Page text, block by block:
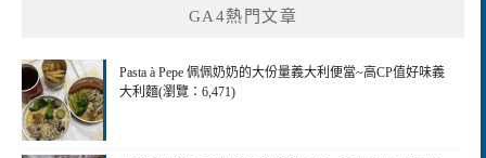
GA4熱門文章
Pasta à Pepe 佩佩奶奶的大份量義大利便當~高CP值好味義
大利麵(瀏覽：6,471)